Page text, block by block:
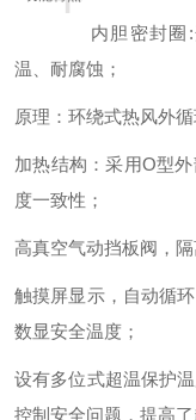
内胆密封圈
温、耐腐蚀；
原理：环绕式热风外
加热结构：采用O型
度一致性；
高真空气动挡板阀，
触摸屏显示，自动循
数显安全温度；
设有多位式超温保护
控制安全问题，提高